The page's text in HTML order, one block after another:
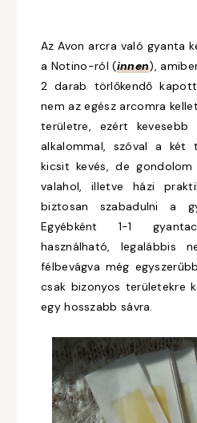
Az Avon arcra való gyanta
a Notino-ról (innen),
2 darab törlőkendő
nem az egész arcomra
területre, ezért
alkalommal, szóval a két
kicsit kevés, de
valahol, illetve házi
biztosan szabadulni a
Egyébként 1-1
használható, legalábbis
félbevágva még
csak bizonyos területekre
egy hosszabb sávra.